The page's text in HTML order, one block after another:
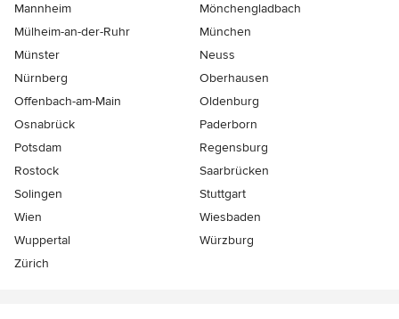
Mannheim
Mönchen­gladbach
Mülheim-an-der-Ruhr
München
Münster
Neuss
Nürnberg
Oberhausen
Offenbach-am-Main
Oldenburg
Osnabrück
Paderborn
Potsdam
Regensburg
Rostock
Saarbrücken
Solingen
Stuttgart
Wien
Wiesbaden
Wuppertal
Würzburg
Zürich